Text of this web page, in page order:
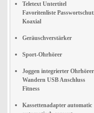
Teletext Untertitel
Favoritenliste
Koaxial
Geräuschverstärker
Sport-Ohrhörer
Joggen integrierter Ohrhörer
Wandern USB Anschluss
Fitness
Kassettenadapter automatic